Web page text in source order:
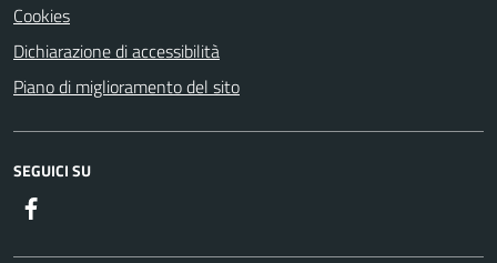
Cookies
Dichiarazione di accessibilità
Piano di miglioramento del sito
SEGUICI SU